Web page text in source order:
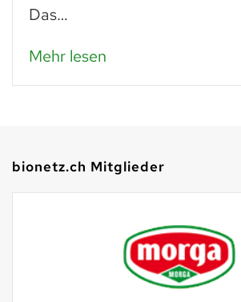
bionetz.ch Mitglieder